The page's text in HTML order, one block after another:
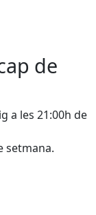
de
a les 21:00h de
setmana.